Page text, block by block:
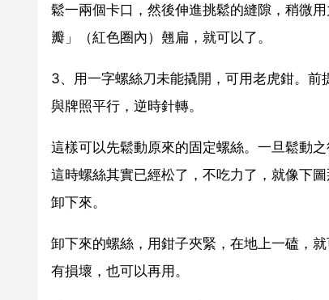
鬆一兩個卡口，然後伸進挑鬆的縫隙，稍微
瓣」（紅色圈內）翹扁，就可以了。
3、用一字螺絲刀未能撬開，可用老虎鉗。
與牌照平行，逆時針轉。
這樣可以先鬆動原來的固定螺絲。一旦鬆動
這時螺絲其實已經松了，不吃力了，就像下
卸下來。
卸下來的螺絲，用鉗子夾緊，在地上一磕，
有損壞，也可以再用。